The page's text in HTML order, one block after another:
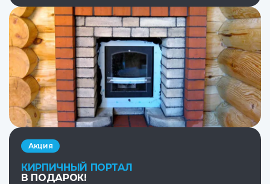
Акция
КИРПИЧНЫЙ ПОРТАЛ
В ПОДАРОК!